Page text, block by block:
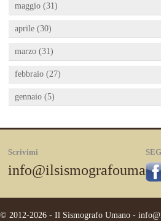
maggio (31)
aprile (30)
marzo (31)
febbraio (27)
gennaio (5)
Scrivimi
© 2012-2026 - Il Sismografo Umano -